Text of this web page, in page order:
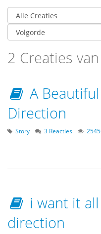
2 Creaties
A
Direction
Story 3 Reacties
i want it
direction